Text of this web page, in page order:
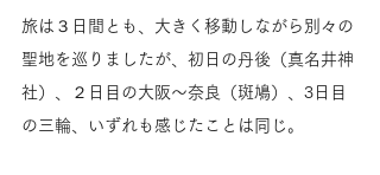
旅は３日間とも、大きく移動しながら別々の
聖地を巡りましたが、初日の丹後（真名井神
社）、２日目の大阪〜奈良（斑鳩）、3日目
の三輪、いずれも感じたことは同じ。